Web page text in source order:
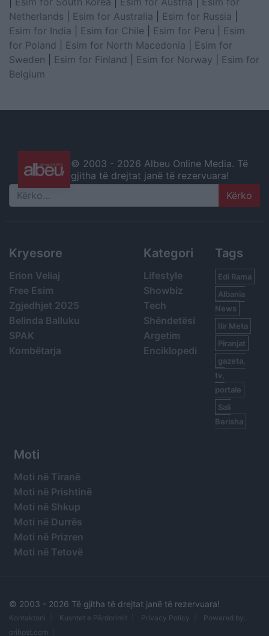
Netherlands
Esim for Australia Esim for Russia
Esim for India
Esim for Chile Esim for Peru
Esim
for Poland
Esim for North Macedonia
Esim for
Sweden
Esim for Finland Esim for Norway
Esim for
Belgium
© 2003 - 2026 Albeu Online Media. Të
gjitha të drejtat janë të rezervuara!
Search
Kryesore
Erion Veliaj
Free Esim
Zgjedhjet 2025
Belinda Balluku
SPAK
Kombëtarja
Kategori
Lifestyle
Showbiz
Tech
Shëndetësi
Argetim
Enciklopedi
Tags
Edi Rama
Albania
News
Ilir Meta
Piranjat
gazeta,
tv,
portale
Sali
Berisha
Moti
Moti në Tiranë
Moti në Prishtinë
Moti në Shkup
Moti në Durrës
Moti në Prizren
Moti në Tetovë
© 2003 - 2026 Të gjitha të drejtat janë të rezervuara!
Kontaktoni Kushtet e Përdorimit Privacy Policy
Powered by:
orihost.com